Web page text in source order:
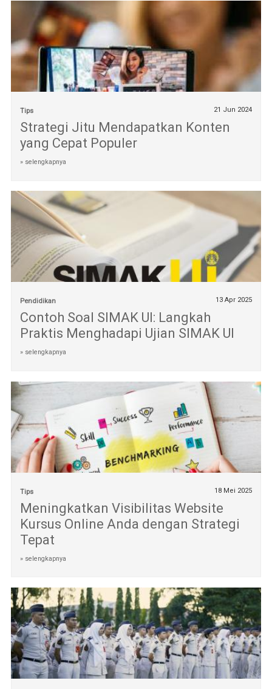
Tips 21 Jun 2024
Strategi Jitu Mendapatkan Konten
yang Cepat Populer
» selengkapnya
Pendidikan 13 Apr 2025
Contoh Soal SIMAK UI: Langkah
Praktis Menghadapi Ujian SIMAK UI
» selengkapnya
Tips 18 Mei 2025
Meningkatkan Visibilitas Website
Kursus Online Anda dengan Strategi
Tepat
» selengkapnya